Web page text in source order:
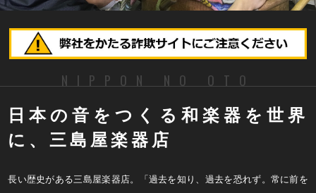
NIPPON NO OTO
日本の音をつくる 和楽器を世界
に、三島屋楽器店
長い歴史がある三島屋楽器店。「過去を知り、過去を恐れず。常に前を